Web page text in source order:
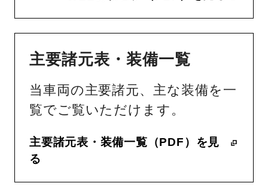
主要諸元表・装備一覧
当車両の主要諸元、主な装備を一
覧でご覧いただけます。
主要諸元表・装備一覧（PDF）を見
る